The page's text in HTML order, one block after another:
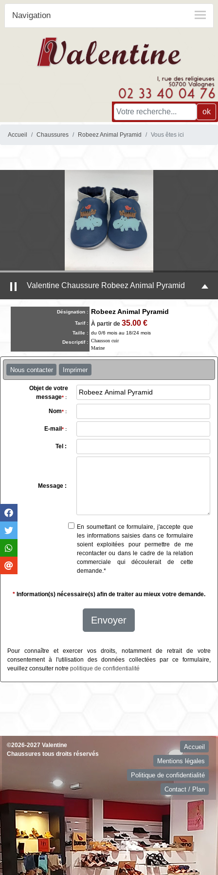
Navigation
ok
Accueil Chaussures Robeez Animal Pyramid Vous êtes ici
Valentine Chaussure Robeez Animal Pyramid
Désignation : Robeez Animal Pyramid
Tarif : À partir de 35.00 €
Taille : du 0/6 mois au 18/24 mois
Descriptif : Chausson cuir
Marine
Nous contacter Imprimer
Objet de votre
message*:
Nom*:
E-mail *:
Tel :
Message :
En soumettant ce formulaire, j'accepte que
les informations saisies dans ce formulaire
soient exploitées pour permettre de me
recontacter ou dans le cadre de la relation
commerciale qui découlerait de cette
demande.*
* Information(s) nécessaire(s) afin de traiter au mieux votre demande.
Envoyer
Pour connaître et exercer vos droits, notamment de retrait de votre
consentement à l'utilisation des données collectées par ce formulaire,
veuillez consulter notre politique de confidentialité
©2026-2027 Valentine
Chaussures tous droits réservés
Accueil
Mentions légales
Politique de confidentialité
Contact / Plan